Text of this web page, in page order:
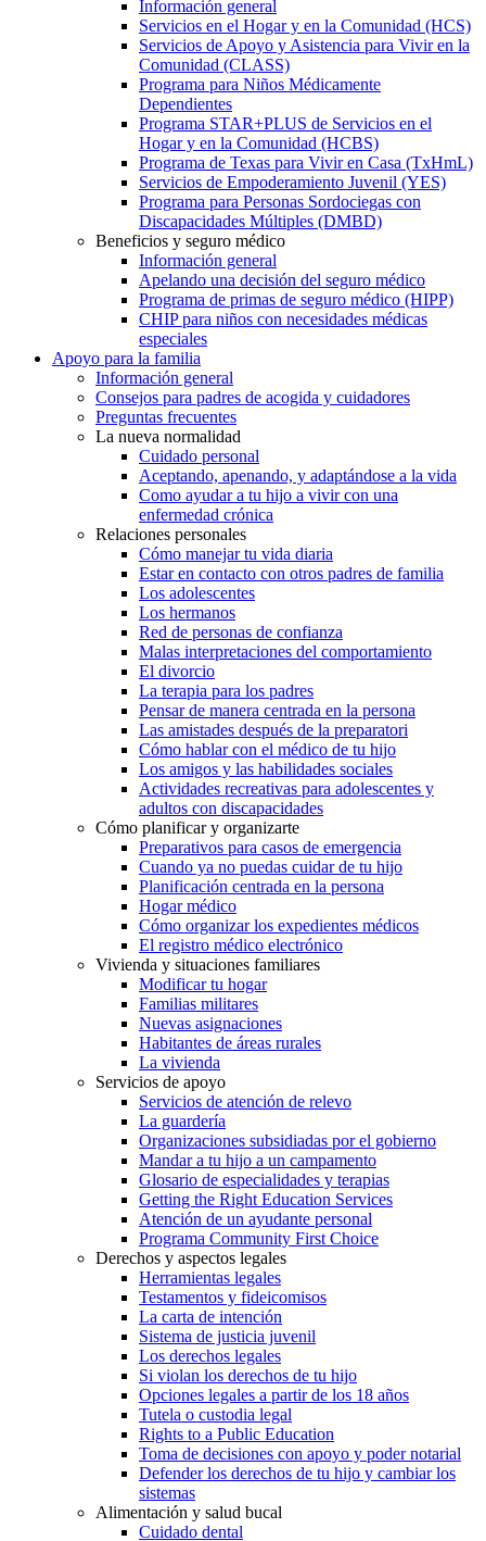
Información general
Servicios en el Hogar y en la Comunidad (HCS)
Servicios de Apoyo y Asistencia para Vivir en la
Comunidad (CLASS)
Programa para Niños Médicamente
Dependientes
Programa STAR+PLUS de Servicios en el
Hogar y en la Comunidad (HCBS)
Programa de Texas para Vivir en Casa (TxHmL)
Servicios de Empoderamiento Juvenil (YES)
Programa para Personas Sordociegas con
Discapacidades Múltiples (DMBD)
Beneficios y seguro médico
Información general
Apelando una decisión del seguro médico
Programa de primas de seguro médico (HIPP)
CHIP para niños con necesidades médicas
especiales
Apoyo para la familia
Información general
Consejos para padres de acogida y cuidadores
Preguntas frecuentes
La nueva normalidad
Cuidado personal
Aceptando, apenando, y adaptándose a la vida
Como ayudar a tu hijo a vivir con una
enfermedad crónica
Relaciones personales
Cómo manejar tu vida diaria
Estar en contacto con otros padres de familia
Los adolescentes
Los hermanos
Red de personas de confianza
Malas interpretaciones del comportamiento
El divorcio
La terapia para los padres
Pensar de manera centrada en la persona
Las amistades después de la preparatori
Cómo hablar con el médico de tu hijo
Los amigos y las habilidades sociales
Actividades recreativas para adolescentes y
adultos con discapacidades
Cómo planificar y organizarte
Preparativos para casos de emergencia
Cuando ya no puedas cuidar de tu hijo
Planificación centrada en la persona
Hogar médico
Cómo organizar los expedientes médicos
El registro médico electrónico
Vivienda y situaciones familiares
Modificar tu hogar
Familias militares
Nuevas asignaciones
Habitantes de áreas rurales
La vivienda
Servicios de apoyo
Servicios de atención de relevo
La guardería
Organizaciones subsidiadas por el gobierno
Mandar a tu hijo a un campamento
Glosario de especialidades y terapias
Getting the Right Education Services
Atención de un ayudante personal
Programa Community First Choice
Derechos y aspectos legales
Herramientas legales
Testamentos y fideicomisos
La carta de intención
Sistema de justicia juvenil
Los derechos legales
Si violan los derechos de tu hijo
Opciones legales a partir de los 18 años
Tutela o custodia legal
Rights to a Public Education
Toma de decisiones con apoyo y poder notarial
Defender los derechos de tu hijo y cambiar los
sistemas
Alimentación y salud bucal
Cuidado dental